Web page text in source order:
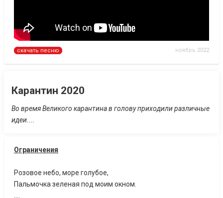
скачать песню ноябрь 2022
Карантин 2020
Во время Великого карантина в голову приходили различные
идеи....
Ограничения
Розовое небо, море голубое,
Пальмочка зеленая под моим окном.